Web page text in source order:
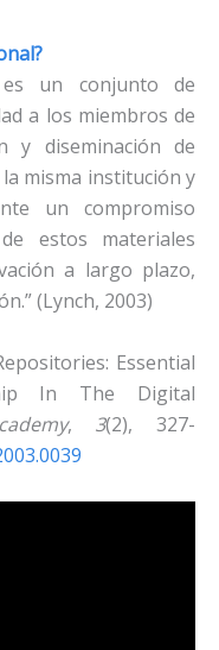
un conjunto de
a los miembros de
y diseminación de
misma institución y
un compromiso
estos materiales
a largo plazo,
(Lynch, 2003)
Essential
In The Digital
, 3(2), 327-